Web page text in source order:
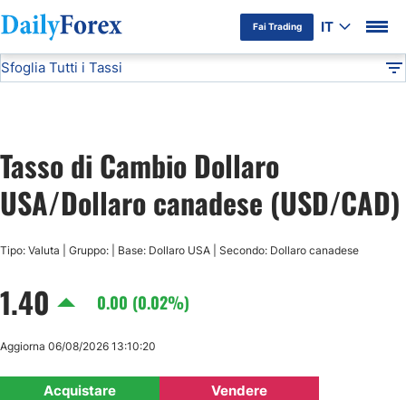
Fai Trading IT
Informativa Pubblicitaria
Sfoglia Tutti i Tassi
USD/JPY
GBP/USD
AUD/USD
Tasso di Cambio Dollaro
USA/Dollaro canadese (USD/CAD)
Tipo: Valuta | Gruppo: | Base: Dollaro USA | Secondo: Dollaro canadese
1.40 0.00 (0.02%)
Acquistare Vendere
Aggiorna 06/08/2026 13:10:20